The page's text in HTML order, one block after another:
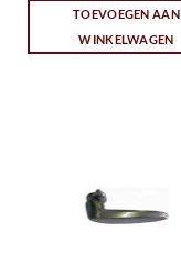
TOEVOEGEN AAN
WINKELWAGEN